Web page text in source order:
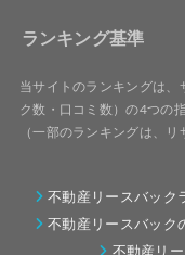
ランキング基準
当サイトのランキングは、
ク数・口コミ数）の4つの
（一部のランキングは、
不動産リースバック
不動産リースバック
不動産リ